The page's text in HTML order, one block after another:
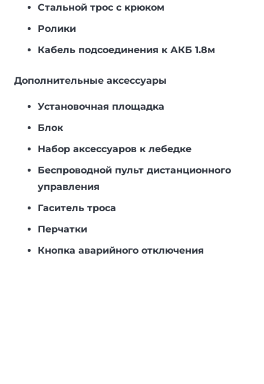
Стальной трос с крюком
Ролики
Кабель подсоединения к АКБ 1.8м
Дополнительные аксессуары
Установочная площадка
Блок
Набор аксессуаров к лебедке
Беспроводной пульт дистанционного
управления
Гаситель троса
Перчатки
Кнопка аварийного отключения